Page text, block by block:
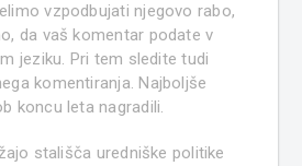
vzpodbujati njegovo rabo,
da vaš komentar podate v
jeziku. Pri tem sledite tudi
komentiranja. Najboljše
koncu leta nagradili.
stališča uredniške politike